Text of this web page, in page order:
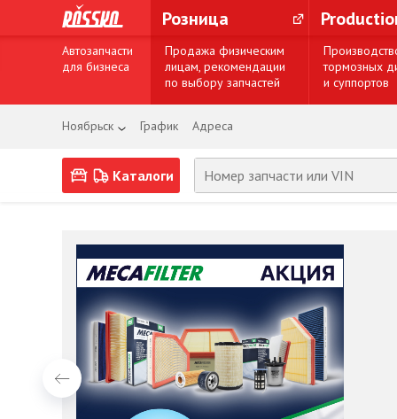
Розница
Автозапчасти
для бизнеса
Продажа физическим
лицам, рекомендации
по выбору запчастей
тормозных
и суппортов
Ноябрьск График Адреса
Каталоги